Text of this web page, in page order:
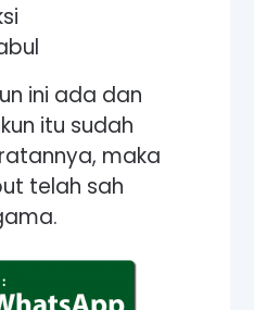
ini ada dan
itu sudah
maka
telah sah